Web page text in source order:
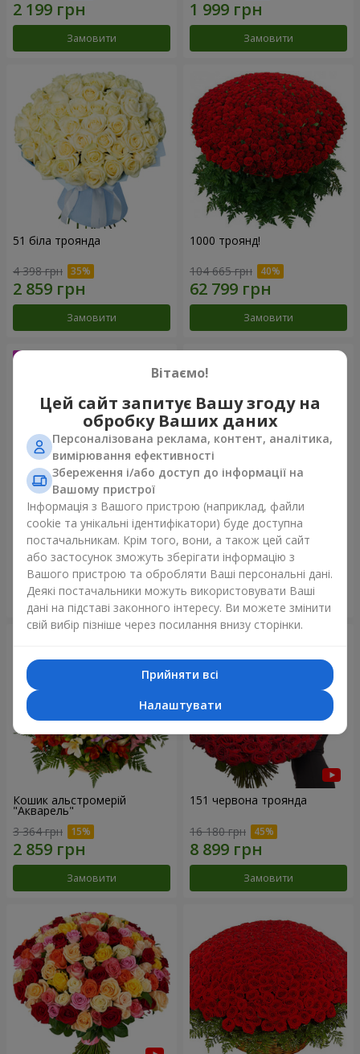
Замовити Замовити
51 біла троянда
4 398 грн
Замовити
1000 троянд!
104 665 грн
Замовити
75 білих троянд
6 141 грн
Замовити
Букет "Ти - мій Всесвіт"
12 427 грн
Замовити
Кошик альстромерій
"Акварель"
3 364 грн
Замовити
151 червона троянда
16 180 грн
Замовити
Вітаємо!
Цей сайт запитує Вашу згоду на
обробку Ваших даних
Персоналізована реклама, контент, аналітика,
вимірювання ефективності
Збереження і/або доступ до інформації на
Вашому пристрої
Інформація з Вашого пристрою (наприклад, файли
cookie та унікальні ідентифікатори) буде доступна
постачальникам. Крім того, вони, а також цей сайт
або застосунок зможуть зберігати інформацію з
Вашого пристрою та обробляти Ваші персональні дані.
Деякі постачальники можуть використовувати Ваші
дані на підставі законного інтересу. Ви можете змінити
свій вибір пізніше через посилання внизу сторінки.
Прийняти всі
Налаштувати